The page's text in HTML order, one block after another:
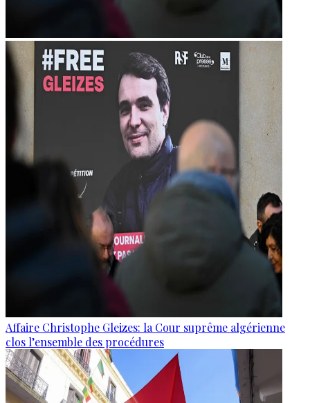
Affaire Christophe Gleizes: la Cour suprême algérienne
clos l’ensemble des procédures